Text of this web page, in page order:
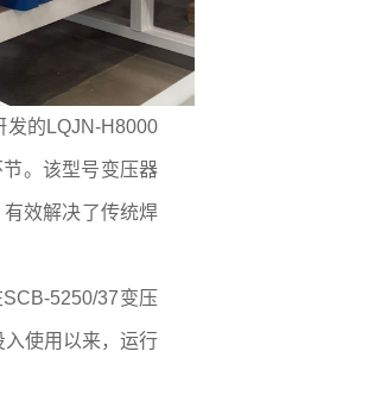
发的LQJN-H8000
。该型号变压器
效解决了传统焊
5250/37变压
使用以来，运行